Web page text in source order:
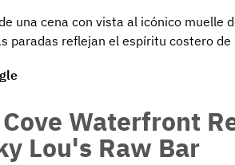
una cena con vista al icónico muelle
paradas reflejan el espíritu costero de
Waterfront
Lou's Raw Bar